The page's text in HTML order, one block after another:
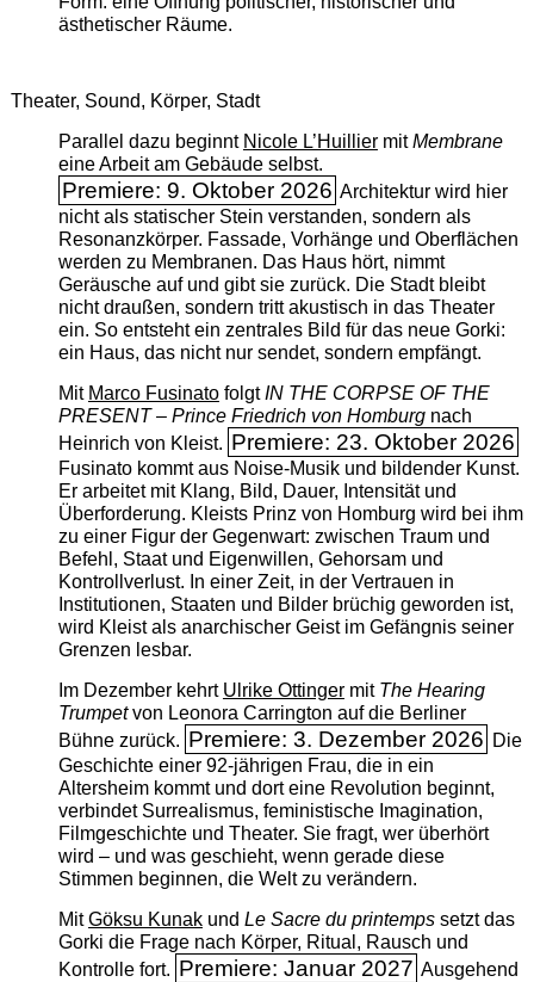
ästhetischer Räume.
Theater, Sound, Körper, Stadt
Parallel dazu beginnt Nicole L’Huilliermit ­Membrane
eine Arbeit am Gebäude selbst.
Premiere: 9. Oktober 2026 Architektur wird hier
nicht als statischer Stein verstanden, sondern als
Resonanzkörper. Fassade, Vorhänge und Oberflächen
werden zu Membranen. Das Haus hört, nimmt
Geräusche auf und gibt sie zurück. Die Stadt bleibt
nicht draußen, sondern tritt akustisch in das Theater
ein. So entsteht ein zentrales Bild für das neue Gorki:
ein Haus, das nicht nur sendet, sondern empfängt.
Mit Marco FusinatofolgtIN THE CORPSE OF THE
PRESENT – Prince Friedrich von Homburgnach
Heinrich von Kleist. Premiere: 23. Oktober 2026
Fusinato kommt aus Noise-Musik und bildender Kunst.
Er arbeitet mit Klang, Bild, Dauer, Intensität und
Überforderung. Kleists Prinz von Homburg wird bei ihm
zu einer Figur der Gegenwart: zwischen Traum und
Befehl, Staat und Eigenwillen, Gehorsam und
Kontrollverlust. In einer Zeit, in der Vertrauen in
Institutionen, Staaten und Bilder brüchig geworden ist,
wird Kleist als anarchischer Geist im Gefängnis seiner
Grenzen lesbar.
Im Dezember kehrt Ulrike Ottingermit The ­Hearing
Trumpetvon Leonora Carrington auf die Berliner
Bühne zurück. Premiere: 3. Dezember 2026 Die
Geschichte einer 92-jährigen Frau, die in ein
Altersheim kommt und dort eine Revolution beginnt,
verbindet Surrealismus, feministische Imagination,
Filmgeschichte und Theater. Sie fragt, wer überhört
wird – und was geschieht, wenn gerade diese
Stimmen beginnen, die Welt zu verändern.
MitGöksu Kunakund Le Sacre du printempssetzt das
Gorki die Frage nach Körper, Ritual, Rausch und
Kontrolle fort. Premiere: Januar 2027 Ausgehend